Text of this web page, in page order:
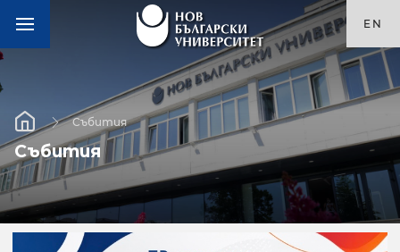
EN
Събития
Събития